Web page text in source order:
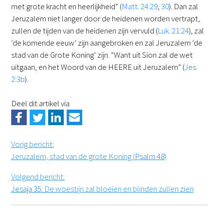
met grote kracht en heerlijkheid” (Matt. 24:29,30). Dan zal
Jeruzalem niet langer door de heidenen worden vertrapt,
zullen de tijden van de heidenen zijn vervuld (Luk. 21:24), zal
‘de komende eeuw’ zijn aangebroken en zal Jeruzalem ‘de
stad van de Grote Koning’ zijn. “Want uit Sion zal de wet
uitgaan, en het Woord van de HEERE uit Jeruzalem” (Jes.
2:3b).
Deel dit artikel via
Vorig bericht:
Jeruzalem, stad van de grote Koning (Psalm 48)
Volgend bericht:
Jesaja 35: De woestijn zal bloeien en blinden zullen zien